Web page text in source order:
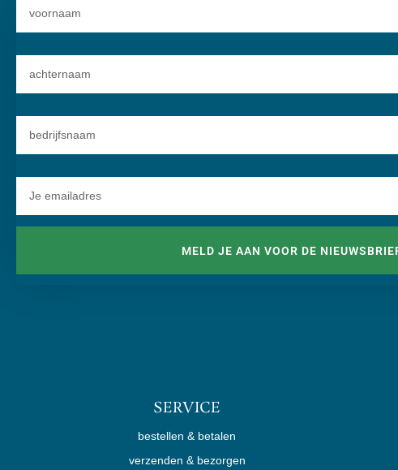
MELD JE AAN VOOR DE
SERVICE
bestellen & betalen
verzenden & bezorgen